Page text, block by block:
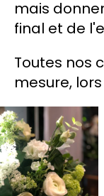
mais
final et de
Toutes nos
mesure,